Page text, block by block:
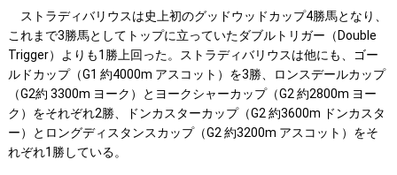
ストラディバリウスは史上初のグッドウッドカップ4勝馬となり、
これまで3勝馬としてトップに立っていたダブルトリガー（Double
Trigger）よりも1勝上回った。ストラディバリウスは他にも、ゴー
ルドカップ（G1 約4000m アスコット）を3勝、ロンスデールカップ
（G2約 3300m ヨーク）とヨークシャーカップ（G2 約2800m ヨー
ク）をそれぞれ2勝、ドンカスターカップ（G2 約3600m ドンカスタ
ー）とロングディスタンスカップ（G2 約3200m アスコット）をそ
れぞれ1勝している。